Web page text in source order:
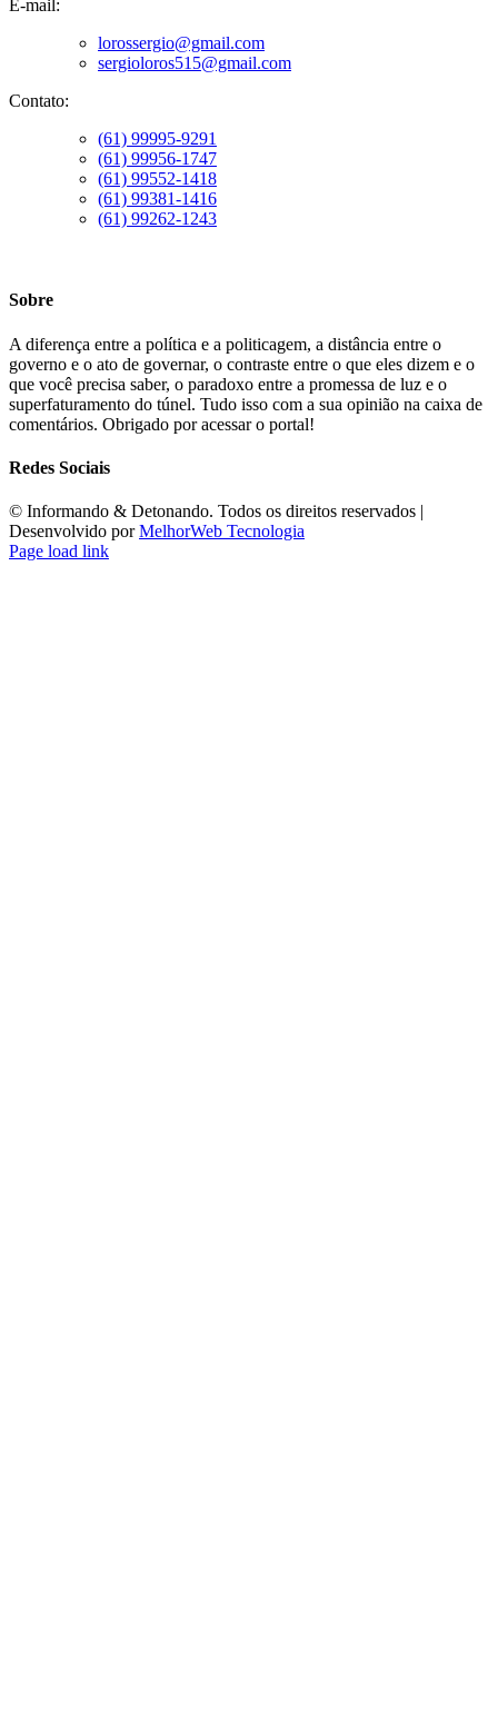
E-mail:
lorossergio@gmail.com
sergioloros515@gmail.com
Contato:
(61) 99995-9291
(61) 99956-1747
(61) 99552-1418
(61) 99381-1416
(61) 99262-1243
Sobre
A diferença entre a política e a politicagem, a distância entre o
governo e o ato de governar, o contraste entre o que eles dizem e o
que você precisa saber, o paradoxo entre a promessa de luz e o
superfaturamento do túnel. Tudo isso com a sua opinião na caixa de
comentários. Obrigado por acessar o portal!
Redes Sociais
©️ Informando & Detonando. Todos os direitos reservados |
Desenvolvido porMelhorWeb Tecnologia
Page load link